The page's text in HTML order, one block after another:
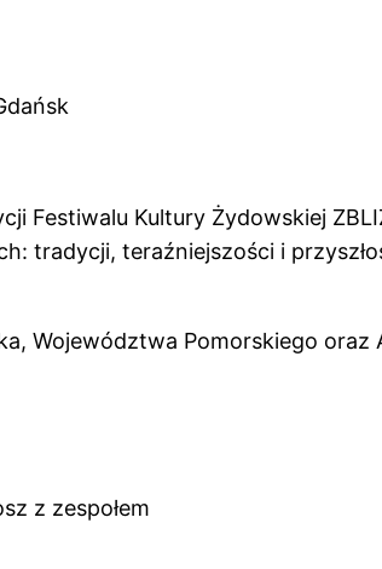
Festiwalu Kultury Żydowskiej
tradycji, teraźniejszości i
Województwa Pomorskiego
z zespołem